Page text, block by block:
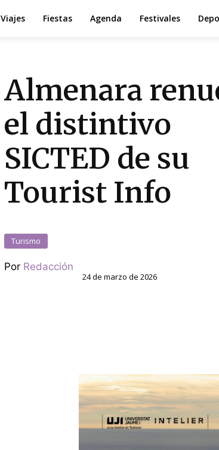
Viajes Fiestas Agenda Festivales
Almenara
el distintivo
SICTED de su
Tourist Info
Turismo
Por Redacción
24 de marzo de 2026